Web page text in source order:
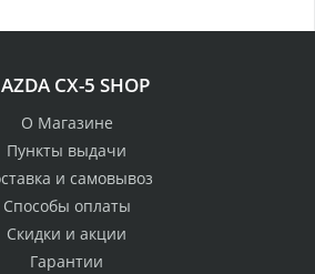
CX-5 SHOP
О Магазине
Пункты выдачи
и самовывоз
Способы оплаты
Скидки и акции
Гарантии